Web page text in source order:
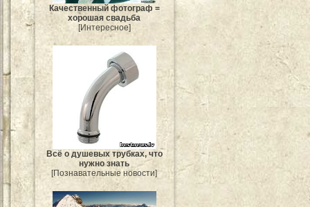
Качественный фотограф =
хорошая свадьба
[Интересное]
Всё о душевых трубках, что
нужно знать
[Познавательные новости]